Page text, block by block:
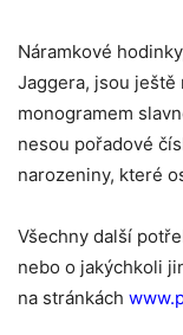
Náramkové
Jaggera, jsou ještě
monogramem
nesou pořadové
narozeniny, které
Všechny další
nebo o jakýchkoli
na stránkách